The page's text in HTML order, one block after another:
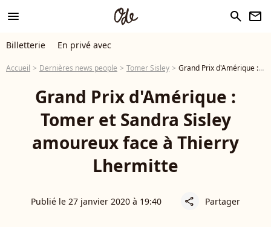
menu search newsletter
Billetterie En privé avec
Accueil Dernières news people Tomer Sisley Grand Prix d'Amérique : Tomer et Sandra Sisley amoureux face à Thierry Lhermitte
Grand Prix d'Amérique :
Tomer et Sandra Sisley
amoureux face à Thierry
Lhermitte
Publié le 27 janvier 2020 à 19:40 share Partager